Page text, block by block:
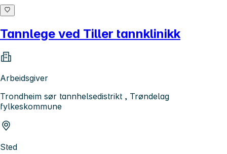
Tannlege ved Tiller tannklinikk
Arbeidsgiver
Trondheim sør tannhelsedistrikt , Trøndelag
fylkeskommune
Sted